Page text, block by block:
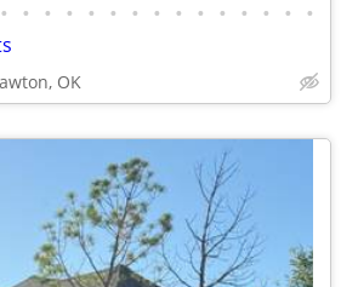
• • • • • • • • • • • • • • •
OK